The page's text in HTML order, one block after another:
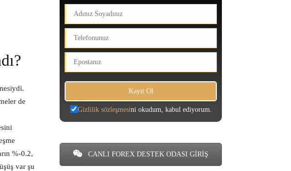
de
%-0.2,
var şu
Gizlilik sözleşmesini okudum, kabul ediyorum.
CANLI FOREX DESTEK ODASI GİRİŞ